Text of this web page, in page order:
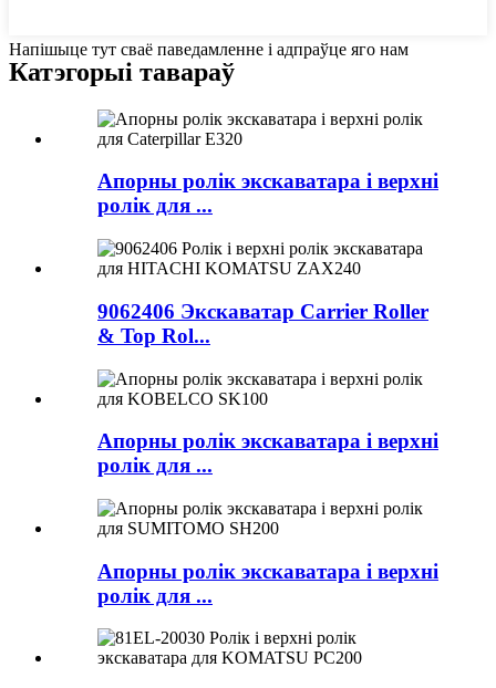
Напішыце тут сваё паведамленне і адпраўце яго нам
Катэгорыі тавараў
Апорны ролік экскаватара і верхні
ролік для ...
9062406 Экскаватар Carrier Roller
& Top Rol...
Апорны ролік экскаватара і верхні
ролік для ...
Апорны ролік экскаватара і верхні
ролік для ...